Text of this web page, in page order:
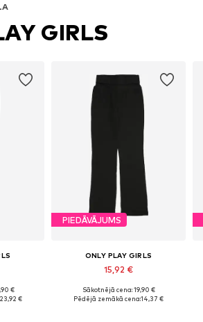
GIRLS
€
23,92 €
PIEDĀVĀJUMS
ONLY PLAY GIRLS
15,92 €
Sākotnējā cena: 19,90 €
Pēdējā zemākā cena:14,37 €